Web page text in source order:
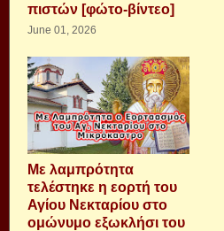
πιστών [φώτο-βίντεο]
June 01, 2026
Με λαμπρότητα
τελέστηκε η εορτή του
Αγίου Νεκταρίου στο
ομώνυμο εξωκλήσι του